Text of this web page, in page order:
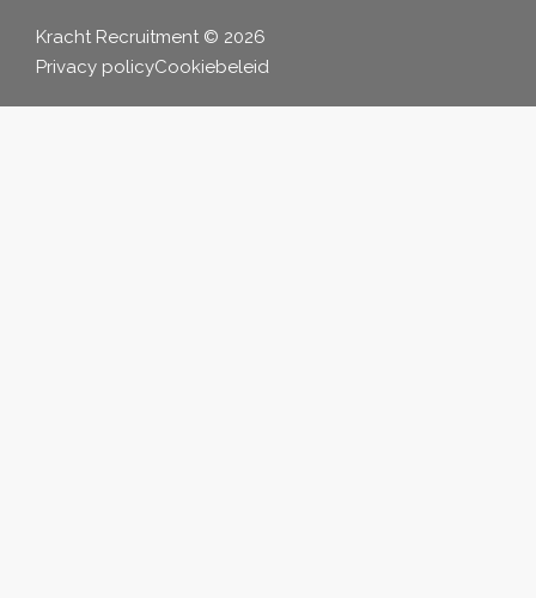
Kracht Recruitment © 2026
Privacy policyCookiebeleid